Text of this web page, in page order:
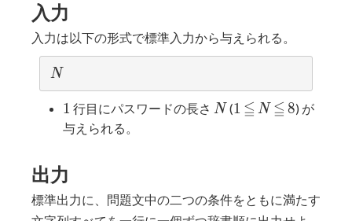
入力
入力は以下の形式で標準入力から与えられる。
N
N
1
1 行目にパスワードの長さ N
N (1
1 ≦
≦ N
N ≦
≦ 8
8) が
与えられる。
出力
標準出力に、問題文中の二つの条件をともに満たす